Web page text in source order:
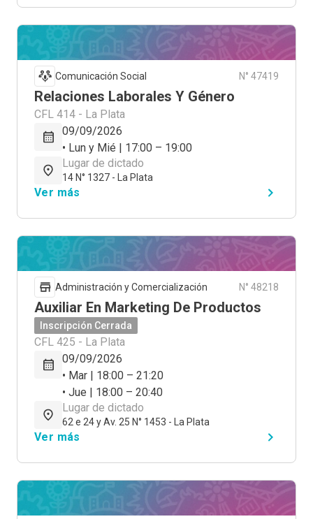
Comunicación Social N° 47419
Relaciones Laborales Y Género
CFL 414 - La Plata
09/09/2026
• Lun y Mié | 17:00 – 19:00
Lugar de dictado
14 N° 1327 - La Plata
Ver más
Administración y Comercialización N° 48218
Auxiliar En Marketing De Productos
Inscripción Cerrada
CFL 425 - La Plata
09/09/2026
• Mar | 18:00 – 21:20
• Jue | 18:00 – 20:40
Lugar de dictado
62 e 24 y Av. 25 N° 1453 - La Plata
Ver más